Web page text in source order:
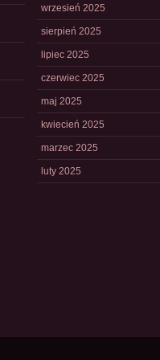
wrzesień 2025
sierpień 2025
lipiec 2025
czerwiec 2025
maj 2025
kwiecień 2025
marzec 2025
luty 2025